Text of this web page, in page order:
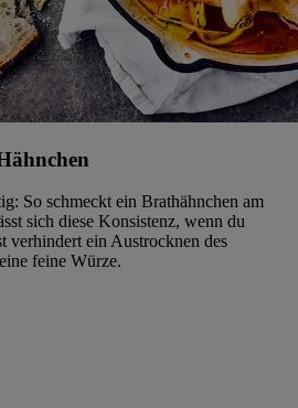
So schmeckt ein Brathähnchen am
sich diese Konsistenz, wenn du
verhindert ein Austrocknen des
feine Würze.